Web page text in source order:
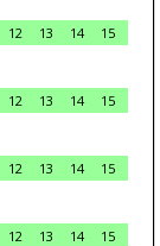
12 13 14
15
12 13 14
15
12 13 14
15
12 13 14
15